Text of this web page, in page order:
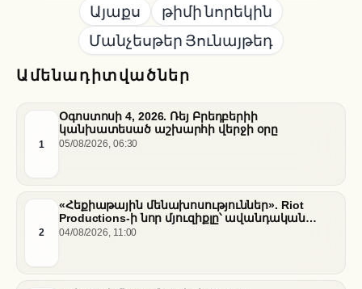
Ամենադիտվածներ
1
Օգոստոսի 4, 2026. Ռեյ Բրեդբերիի
կանխատեսած աշխարհի վերջի օրը
05/08/2026, 06:30
2
«Հեքիաթային մենախոսություններ». Riot
Productions-ի նոր մյուզիքլը՝ ավանդական
պատմությունների նոր վերաիմաստավորում
04/08/2026, 11:00
Այաքս
թիմի նորեկին
Մանչեսթեր Յունայթեդ